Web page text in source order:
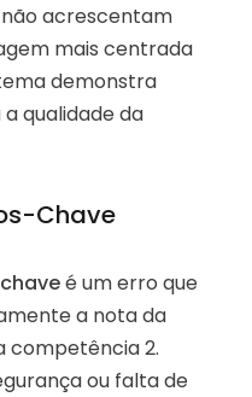
acrescentam
mais centrada
demonstra
qualidade da
Chave
é um erro que
a nota da
competência 2.
ou falta de